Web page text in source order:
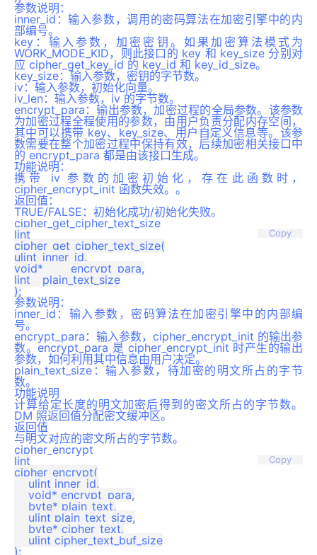
参数说明：
inner_id：输入参数，调用的密码算法在加密引擎中的内
部编号。
key：输入参数，加密密钥。如果加密算法模式为
WORK_MODE_KID，则此接口的 key 和 key_size 分别对
应 cipher_get_key_id 的 key_id 和 key_id_size。
key_size：输入参数，密钥的字节数。
iv：输入参数，初始化向量。
iv_len：输入参数，iv 的字节数。
encrypt_para：输出参数，加密过程的全局参数。该参数
为加密过程全程使用的参数，由用户负责分配内存空间，
其中可以携带 key、key_size、用户自定义信息等。该参
数需要在整个加密过程中保持有效，后续加密相关接口中
的 encrypt_para 都是由该接口生成。
功能说明：
携带 iv 参数的加密初始化，存在此函数时，
cipher_encrypt_init 函数失效。。
返回值：
TRUE/FALSE：初始化成功/初始化失败。
cipher_get_cipher_text_size
Copy
lint
cipher_get_cipher_text_size(
ulint	inner_id,
void*	encrypt_para,
lint	plain_text_size
参数说明：
inner_id：输入参数，密码算法在加密引擎中的内部编
号。
encrypt_para：输入参数，cipher_encrypt_init 的输出参
数。encrypt_para 是 cipher_encrypt_init 时产生的输出
参数，如何利用其中信息由用户决定。
plain_text_size：输入参数，待加密的明文所占的字节
数。
功能说明
计算给定长度的明文加密后得到的密文所占的字节数。
DM 照返回值分配密文缓冲区。
返回值
与明文对应的密文所占的字节数。
cipher_encrypt
Copy
lint
cipher_encrypt(
    ulint inner_id,
    void* encrypt_para,
    byte* plain_text,
    ulint plain_text_size,
    byte* cipher_text,
    ulint cipher_text_buf_size